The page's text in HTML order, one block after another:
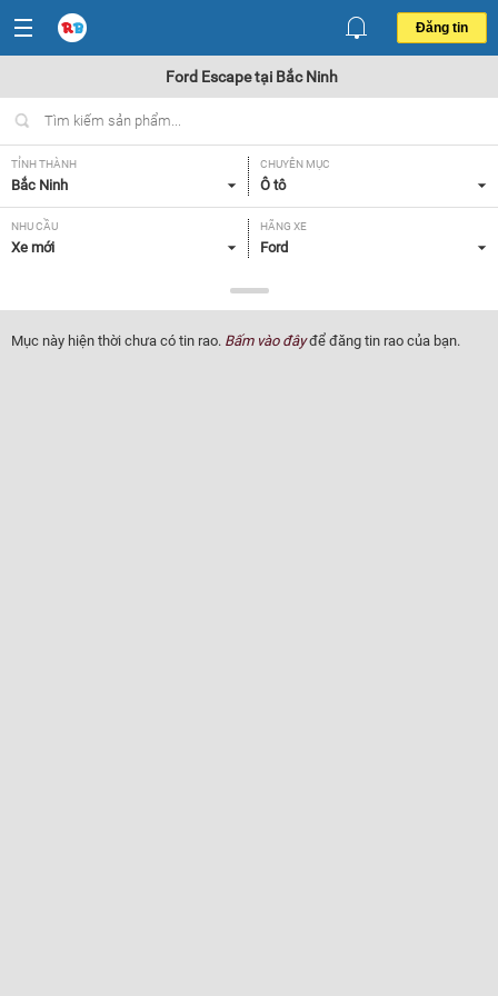
Đăng tin
Ford Escape tại Bắc Ninh
TỈNH THÀNH
Bắc Ninh
CHUYÊN MỤC
Ô tô
NHU CẦU
Xe mới
HÃNG XE
Ford
Escape
NĂM SẢN XUẤT
Tất cả
GIÁ XE XUẤT XỨ
Mục này hiện thời chưa có tin rao. Bấm vào đâyđể đăng tin rao của bạn.